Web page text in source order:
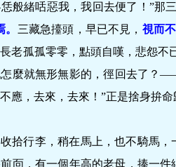
般緒咶惡我，我回去便了！”那
三藏急擡頭，早已不見， 視而
老孤孤零零，點頭自嘆，悲怨不
麼就無形無影的，徑回去了？
應，去來，去來！”正是捨身拚
拾行李，稍在馬上，也不騎馬
靣，有一個年高的老母，捧一